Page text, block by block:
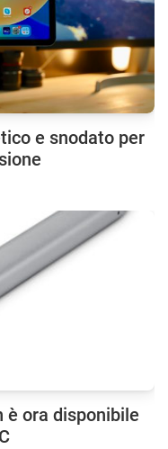
e snodato per
è ora disponibile